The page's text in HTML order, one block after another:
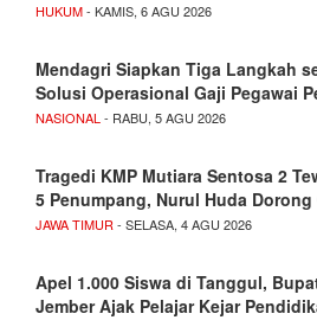
HUKUM- KAMIS, 6 AGU 2026
Mendagri Siapkan Tiga Langkah
Solusi Operasional Gaji Pegawai
NASIONAL - RABU, 5 AGU 2026
Tragedi KMP Mutiara Sentosa 2
5 Penumpang, Nurul Huda
JAWA TIMUR - SELASA, 4 AGU 2026
Apel 1.000 Siswa di Tanggul,
Jember Ajak Pelajar Kejar